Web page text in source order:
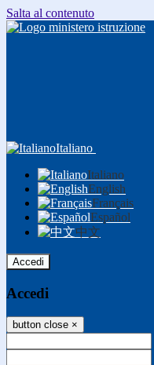
Salta al contenuto
Italiano
Italiano
English
Français
Español
中文
Accedi
Accedi
button close ×